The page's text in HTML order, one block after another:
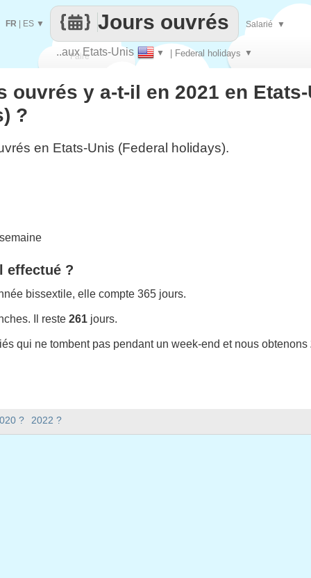
Faire
que
..aux Etats-Unis ▼ | Federal holidays ▼
Jours ouvrés
FR ES ▼ Salarié ▼
? 2022 ?
ouvrés y a-t-il en 2021 en
?
en Etats-Unis (Federal holidays).
effectué ?
bissextile, elle compte 365 jours.
Il reste 261 jours.
qui ne tombent pas pendant un week-end et nous obtenons
il en 2021 en Etats-Unis (Federal holidays) ?